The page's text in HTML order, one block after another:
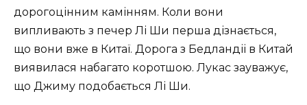
дорогоцінним камінням. Коли вони
випливають з печер Лі Ши перша дізнається,
що вони вже в Китаї. Дорога з Бедландіі в Китай
виявилася набагато коротшою. Лукас зауважує,
що Джиму подобається Лі Ши.